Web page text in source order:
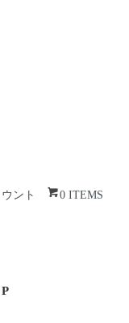
ント 0 ITEMS